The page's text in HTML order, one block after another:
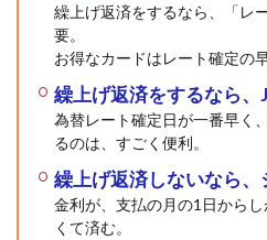
繰上げ返済をするなら、「レ
要。
お得なカードはレート確定の
繰上げ返済をするなら、
為替レート確定日が一番早く
るのは、すごく便利。
繰上げ返済しないなら、
金利が、支払の月の1日から
くて済む。